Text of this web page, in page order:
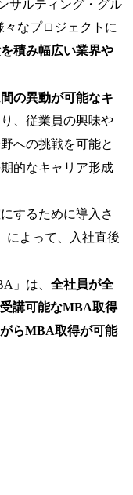
サルティング・グル
なプロジェクトに
積み幅広い業界や
の異動が可能なキ
、従業員の興味や
への挑戦を可能と
的なキャリア形成
するために導入さ
によって、入社直後
」は、 全社員が全
講可能なMBA取得
らMBA取得が可能